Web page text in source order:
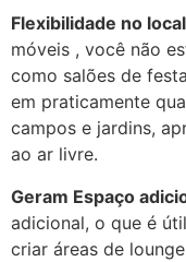
Flexibilidade no local
móveis , você não
como salões de
em praticamente
campos e jardins,
ao ar livre.
Geram Espaço
adicional, o que é
criar áreas de